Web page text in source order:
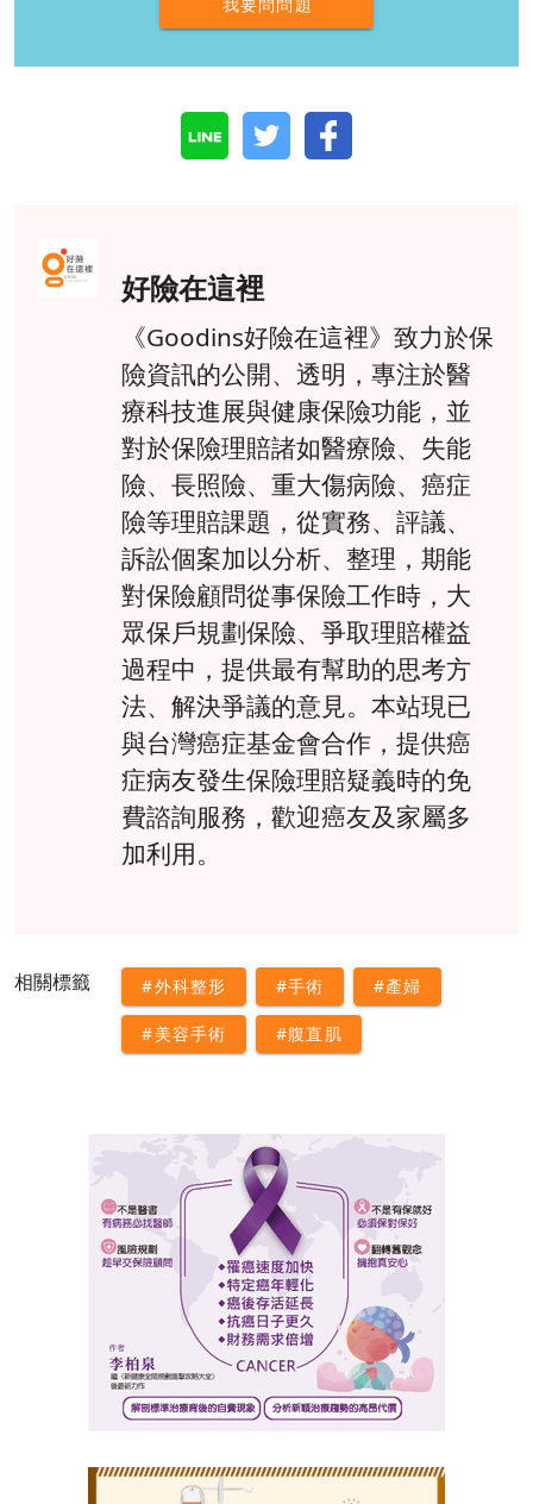
好險在這裡
《Goodins好險在這裡》致力於保
險資訊的公開、透明，專注於醫
療科技進展與健康保險功能，並
對於保險理賠諸如醫療險、失能
險、長照險、重大傷病險、癌症
險等理賠課題，從實務、評議、
訴訟個案加以分析、整理，期能
對保險顧問從事保險工作時，大
眾保戶規劃保險、爭取理賠權益
過程中，提供最有幫助的思考方
法、解決爭議的意見。本站現已
與台灣癌症基金會合作，提供癌
症病友發生保險理賠疑義時的免
費諮詢服務，歡迎癌友及家屬多
加利用。
相關標籤 #外科整形 #手術 #產婦
#美容手術 #腹直肌